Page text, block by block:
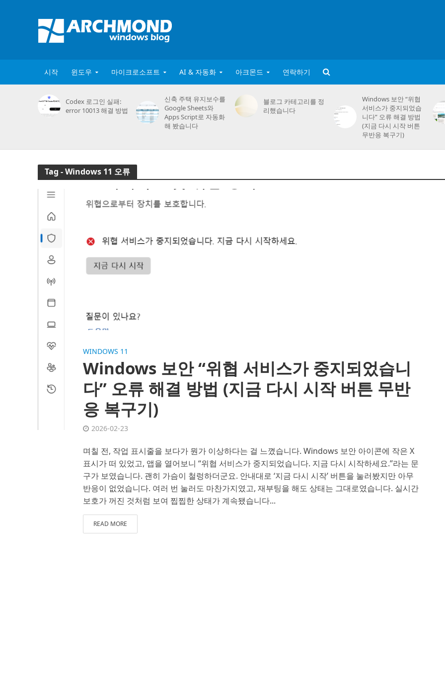
시작 윈도우 마이크로소프트 AI & 자동화 아크몬드 연락하기
Codex 로그인 실패:
error 10013 해결 방법
신축 주택 유지보수를
Google Sheets와
Apps Script로 자동화
해 봤습니다
블로그 카테고리를 정
리했습니다
Windows 보안 “위협
서비스가 중지되었습
니다” 오류 해결 방법
(지금 다시 시작 버튼
무반응 복구기)
Tag - Windows 11 오류
WINDOWS 11
Windows 보안 “위협 서비스가 중지되었습니
다” 오류 해결 방법 (지금 다시 시작 버튼 무반
응 복구기)
2026-02-23
며칠 전, 작업 표시줄을 보다가 뭔가 이상하다는 걸 느꼈습니다. Windows 보안 아이콘에 작은 X
표시가 떠 있었고, 앱을 열어보니 “위협 서비스가 중지되었습니다. 지금 다시 시작하세요.”라는 문
구가 보였습니다. 괜히 가슴이 철렁하더군요. 안내대로 ‘지금 다시 시작’ 버튼을 눌러봤지만 아무
반응이 없었습니다. 여러 번 눌러도 마찬가지였고, 재부팅을 해도 상태는 그대로였습니다. 실시간
보호가 꺼진 것처럼 보여 찝찝한 상태가 계속됐습니다...
READ MORE